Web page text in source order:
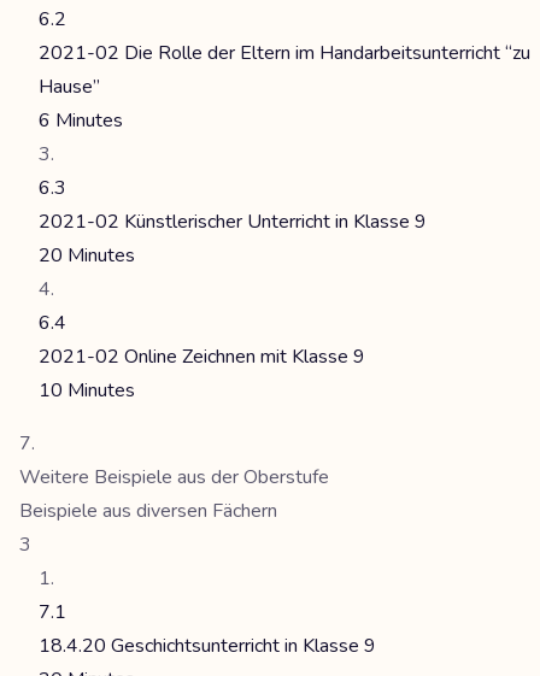
6.2
2021-02 Die Rolle der Eltern im Handarbeitsunterricht “zu
Hause”
6 Minutes
6.3
2021-02 Künstlerischer Unterricht in Klasse 9
20 Minutes
6.4
2021-02 Online Zeichnen mit Klasse 9
10 Minutes
Weitere Beispiele aus der Oberstufe
Beispiele aus diversen Fächern
3
7.1
18.4.20 Geschichtsunterricht in Klasse 9